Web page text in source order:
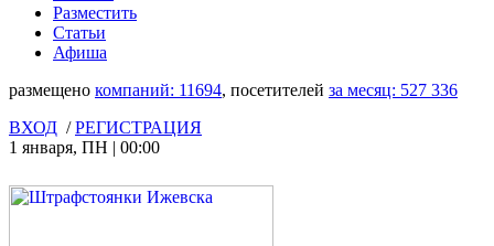
Разместить
Статьи
Афиша
размещено компаний: 11694, посетителей за месяц: 527 336
ВХОД /РЕГИСТРАЦИЯ
1 января, ПН | 00:00